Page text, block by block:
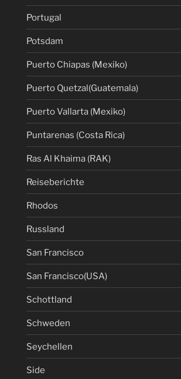
Portugal
Potsdam
Puerto Chiapas (Mexiko)
Puerto Quetzal(Guatemala)
Puerto Vallarta (Mexiko)
Puntarenas (Costa Rica)
Ras Al Khaima (RAK)
Reiseberichte
Rhodos
Russland
San Francisco
San Francisco(USA)
Schottland
Schweden
Seychellen
Side